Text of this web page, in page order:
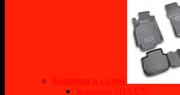
Коврики в салон
Коврики 3D LUX